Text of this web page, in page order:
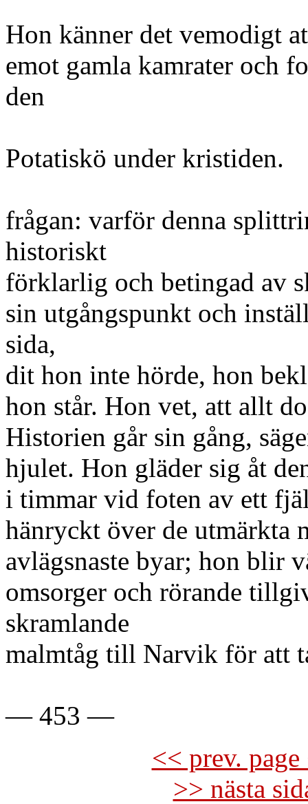
Hon känner det vemodigt
emot gamla kamrater och
den
Potatiskö under kristiden.
frågan: varför denna
historiskt
förklarlig och betingad av
sin utgångspunkt och
sida,
dit hon inte hörde, hon
hon står. Hon vet, att allt
Historien går sin gång,
hjulet. Hon gläder sig åt
i timmar vid foten av ett
hänryckt över de utmärkta
avlägsnaste byar; hon blir
omsorger och rörande
skramlande
malmtåg till Narvik för att
— 453 —
<< prev.
>> nästa